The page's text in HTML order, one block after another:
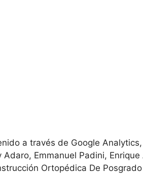
a través de Google
Emmanuel Padini, Enrique
Ortopédica De